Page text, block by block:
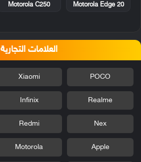
Motorola Edge 20
Motorola C250
العلامات التجارية
POCO
Xiaomi
Realme
Infinix
Nex
Redmi
Apple
Motorola